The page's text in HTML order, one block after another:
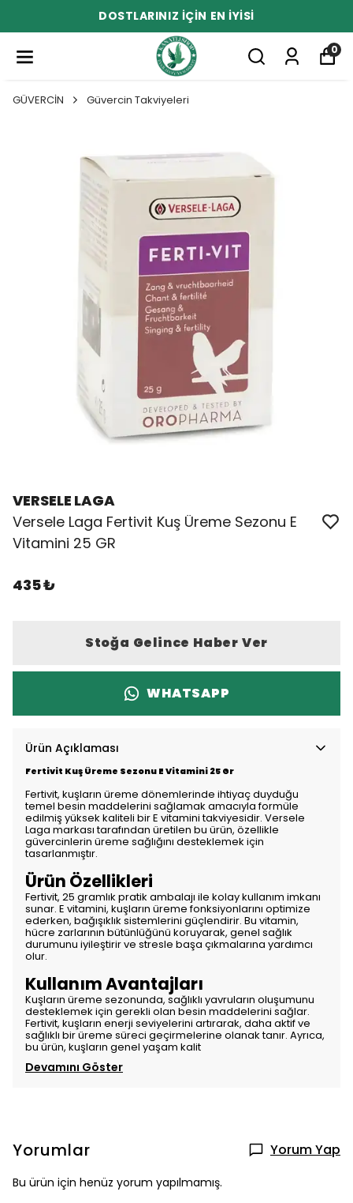
DOSTLARINIZ İÇİN EN İYİSİ
0
GÜVERCİN Güvercin Takviyeleri
VERSELE LAGA
Versele Laga Fertivit Kuş Üreme Sezonu E
Vitamini 25 GR
435 ₺
Stoğa Gelince Haber Ver
WHATSAPP
Ürün Açıklaması
Fertivit Kuş Üreme Sezonu E Vitamini 25 Gr
Fertivit, kuşların üreme dönemlerinde ihtiyaç duyduğu
temel besin maddelerini sağlamak amacıyla formüle
edilmiş yüksek kaliteli bir E vitamini takviyesidir. Versele
Laga markası tarafından üretilen bu ürün, özellikle
güvercinlerin üreme sağlığını desteklemek için
tasarlanmıştır.
Ürün Özellikleri
Fertivit, 25 gramlık pratik ambalajı ile kolay kullanım imkanı
sunar. E vitamini, kuşların üreme fonksiyonlarını optimize
ederken, bağışıklık sistemlerini güçlendirir. Bu vitamin,
hücre zarlarının bütünlüğünü koruyarak, genel sağlık
durumunu iyileştirir ve stresle başa çıkmalarına yardımcı
olur.
Kullanım Avantajları
Kuşların üreme sezonunda, sağlıklı yavruların oluşumunu
desteklemek için gerekli olan besin maddelerini sağlar.
Fertivit, kuşların enerji seviyelerini artırarak, daha aktif ve
sağlıklı bir üreme süreci geçirmelerine olanak tanır. Ayrıca,
bu ürün, kuşların genel yaşam kalit
Devamını Göster
Yorumlar Yorum Yap
Bu ürün için henüz yorum yapılmamış.